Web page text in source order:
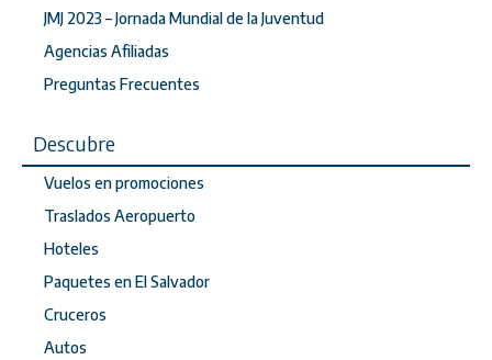
JMJ 2023 – Jornada Mundial de la Juventud
Agencias Afiliadas
Preguntas Frecuentes
Descubre
Vuelos en promociones
Traslados Aeropuerto
Hoteles
Paquetes en El Salvador
Cruceros
Autos